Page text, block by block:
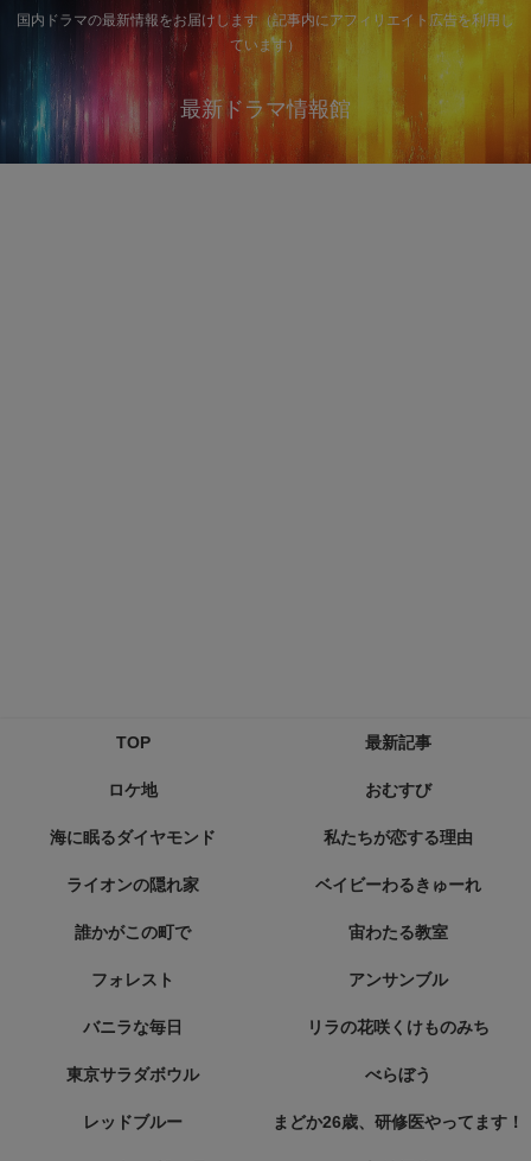
国内ドラマの最新情報をお届けします（記事内にアフィリエイト広告を利用し
ています）
最新ドラマ情報館
TOP 最新記事
ロケ地 おむすび
海に眠るダイヤモンド 私たちが恋する理由
ライオンの隠れ家 ベイビーわるきゅーれ
誰かがこの町で 宙わたる教室
フォレスト アンサンブル
バニラな毎日 リラの花咲くけものみち
東京サラダボウル べらぼう
レッドブルー まどか26歳、研修医やってます！